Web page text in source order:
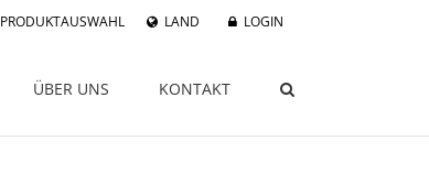
PRODUKTAUSWAHL LAND LOGIN
ÜBER UNS KONTAKT